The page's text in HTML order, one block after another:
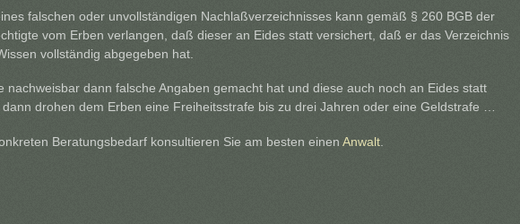
falschen oder unvollständigen Nachlaßverzeichnisses kann gemäß § 260 BGB der
vom Erben verlangen, daß dieser an Eides statt versichert, daß er das Verzeichnis
vollständig abgegeben hat.
nachweisbar dann falsche Angaben gemacht hat und diese auch noch an Eides statt
drohen dem Erben eine Freiheitsstrafe bis zu drei Jahren oder eine Geldstrafe …
Beratungsbedarf konsultieren Sie am besten einen Anwalt